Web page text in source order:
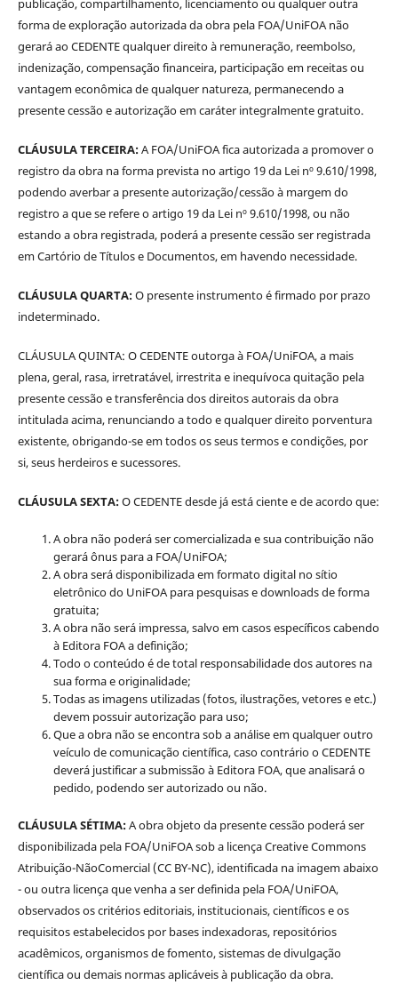
publicação, compartilhamento, licenciamento ou qualquer outra
forma de exploração autorizada da obra pela FOA/UniFOA não
gerará ao CEDENTE qualquer direito à remuneração, reembolso,
indenização, compensação financeira, participação em receitas ou
vantagem econômica de qualquer natureza, permanecendo a
presente cessão e autorização em caráter integralmente gratuito.
CLÁUSULA TERCEIRA:A FOA/UniFOA fica autorizada a promover o
registro da obra na forma prevista no artigo 19 da Lei nº 9.610/1998,
podendo averbar a presente autorização/cessão à margem do
registro a que se refere o artigo 19 da Lei nº 9.610/1998, ou não
estando a obra registrada, poderá a presente cessão ser registrada
em Cartório de Títulos e Documentos, em havendo necessidade.
CLÁUSULA QUARTA:O presente instrumento é firmado por prazo
indeterminado.
CLÁUSULA QUINTA: O CEDENTE outorga à FOA/UniFOA, a mais
plena, geral, rasa, irretratável, irrestrita e inequívoca quitação pela
presente cessão e transferência dos direitos autorais da obra
intitulada acima, renunciando a todo e qualquer direito porventura
existente, obrigando-se em todos os seus termos e condições, por
si, seus herdeiros e sucessores.
CLÁUSULA SEXTA:O CEDENTE desde já está ciente e de acordo que:
A obra não poderá ser comercializada e sua contribuição não
gerará ônus para a FOA/UniFOA;
A obra será disponibilizada em formato digital no sítio
eletrônico do UniFOA para pesquisas e downloads de forma
gratuita;
A obra não será impressa, salvo em casos específicos cabendo
à Editora FOA a definição;
Todo o conteúdo é de total responsabilidade dos autores na
sua forma e originalidade;
Todas as imagens utilizadas (fotos, ilustrações, vetores e etc.)
devem possuir autorização para uso;
Que a obra não se encontra sob a análise em qualquer outro
veículo de comunicação científica, caso contrário o CEDENTE
deverá justificar a submissão à Editora FOA, que analisará o
pedido, podendo ser autorizado ou não.
CLÁUSULA SÉTIMA:A obra objeto da presente cessão poderá ser
disponibilizada pela FOA/UniFOA sob a licença Creative Commons
Atribuição-NãoComercial (CC BY-NC), identificada na imagem abaixo
- ou outra licença que venha a ser definida pela FOA/UniFOA,
observados os critérios editoriais, institucionais, científicos e os
requisitos estabelecidos por bases indexadoras, repositórios
acadêmicos, organismos de fomento, sistemas de divulgação
científica ou demais normas aplicáveis à publicação da obra.